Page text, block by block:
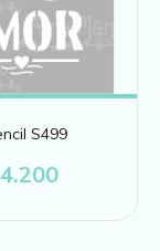
S499